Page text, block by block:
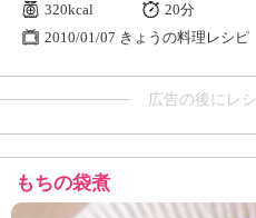
320kcal
20分
2010/01/07 きょうの料理レシピ
広告の後にレ
もちの袋煮